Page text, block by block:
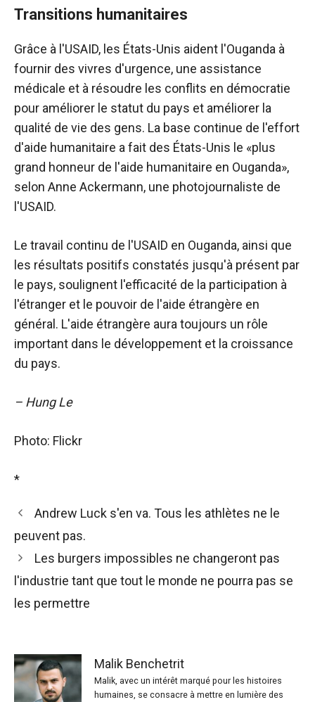
Transitions humanitaires
Grâce à l'USAID, les États-Unis aident l'Ouganda à
fournir des vivres d'urgence, une assistance
médicale et à résoudre les conflits en démocratie
pour améliorer le statut du pays et améliorer la
qualité de vie des gens. La base continue de l'effort
d'aide humanitaire a fait des États-Unis le «plus
grand honneur de l'aide humanitaire en Ouganda»,
selon Anne Ackermann, une photojournaliste de
l'USAID.
Le travail continu de l'USAID en Ouganda, ainsi que
les résultats positifs constatés jusqu'à présent par
le pays, soulignent l'efficacité de la participation à
l'étranger et le pouvoir de l'aide étrangère en
général. L'aide étrangère aura toujours un rôle
important dans le développement et la croissance
du pays.
– Hung Le
Photo: Flickr
*
Andrew Luck s'en va. Tous les athlètes ne le
peuvent pas.
Les burgers impossibles ne changeront pas
l'industrie tant que tout le monde ne pourra pas se
les permettre
Malik Benchetrit
Malik, avec un intérêt marqué pour les histoires
humaines, se consacre à mettre en lumière des